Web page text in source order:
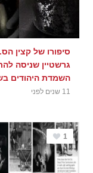
סיפורו של קצין
גרשטיין שניסה
השמדת היהודים
11 שנים לפני
1